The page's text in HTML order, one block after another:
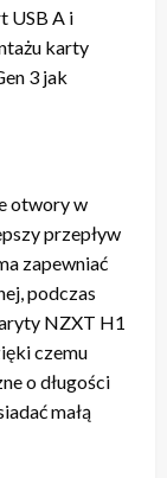
USB A i
karty
3 jak
otwory w
przepływ
zapewniać
podczas
NZXT H1
czemu
o długości
małą